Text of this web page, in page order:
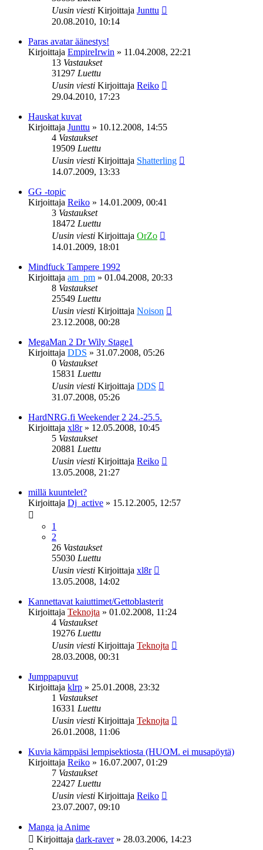
Uusin viesti Kirjoittaja Junttu
20.08.2010, 10:14
Paras avatar äänestys!
Kirjoittaja EmpireIrwin » 11.04.2008, 22:21
13 Vastaukset
31297 Luettu
Uusin viesti Kirjoittaja Reiko
29.04.2010, 17:23
Hauskat kuvat
Kirjoittaja Junttu » 10.12.2008, 14:55
4 Vastaukset
19509 Luettu
Uusin viesti Kirjoittaja Shatterling
14.07.2009, 13:33
GG -topic
Kirjoittaja Reiko » 14.01.2009, 00:41
3 Vastaukset
18472 Luettu
Uusin viesti Kirjoittaja OrZo
14.01.2009, 18:01
Mindfuck Tampere 1992
Kirjoittaja am_pm » 01.04.2008, 20:33
8 Vastaukset
25549 Luettu
Uusin viesti Kirjoittaja Noison
23.12.2008, 00:28
MegaMan 2 Dr Wily Stage1
Kirjoittaja DDS » 31.07.2008, 05:26
0 Vastaukset
15831 Luettu
Uusin viesti Kirjoittaja DDS
31.07.2008, 05:26
HardNRG.fi Weekender 2 24.-25.5.
Kirjoittaja xl8r» 12.05.2008, 10:45
5 Vastaukset
20881 Luettu
Uusin viesti Kirjoittaja Reiko
13.05.2008, 21:27
millä kuuntelet?
Kirjoittaja Dj_active » 15.12.2005, 12:57
1
2
26 Vastaukset
55030 Luettu
Uusin viesti Kirjoittaja xl8r
13.05.2008, 14:02
Kannettavat kaiuttimet/Gettoblasterit
Kirjoittaja Teknojta » 01.02.2008, 11:24
4 Vastaukset
19276 Luettu
Uusin viesti Kirjoittaja Teknojta
28.03.2008, 00:31
Jumppapuvut
Kirjoittaja klrp » 25.01.2008, 23:32
1 Vastaukset
16331 Luettu
Uusin viesti Kirjoittaja Teknojta
26.01.2008, 11:06
Kuvia kämppäsi lempisektiosta (HUOM. ei musapöytä)
Kirjoittaja Reiko » 16.07.2007, 01:29
7 Vastaukset
22427 Luettu
Uusin viesti Kirjoittaja Reiko
23.07.2007, 09:10
Manga ja Anime
Kirjoittaja dark-raver» 28.03.2006, 14:23